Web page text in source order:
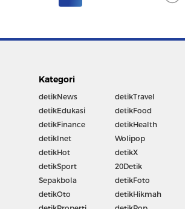
Kategori
detikNews
detikEdukasi
detikFinance
detikInet
detikHot
detikSport
Sepakbola
detikOto
detikTravel
detikFood
detikHealth
Wolipop
detikX
20Detik
detikFoto
detikHikmah